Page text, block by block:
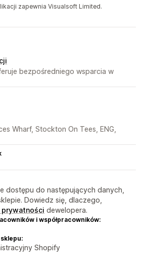
zapewnia Visualsoft Limited.
bezpośredniego wsparcia w
Wharf, Stockton On Tees, ENG,
dostępu do następujących danych,
Dowiedz się, dlaczego,
dewelopera.
i współpracowników:
Shopify